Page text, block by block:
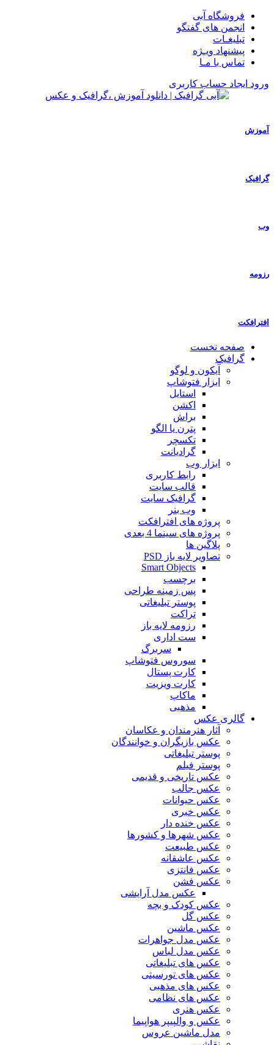
فروشگاه آبی
انجمن های گفتگو
تبلیغـات
پیشنهاد ویـژه
تماس با مـا
ورود ایجاد حساب کاربری
آموزش
گرافیک
وب
رزومه
افترافکت
صفحه نخست
گرافیک
آیکون و لوگو
ابزار فتوشاپ
استایل
اکشن
براش
پترن یا الگو
تکسچر
گرادیانت
ابزار وب
رابط کاربری
قالب سایت
گرافیک سایت
وب بنر
پروژه های افترافکت
پروژه های سینما 4 بعدی
پلاگین ها
تصاویر لایه باز PSD
Smart Objects
برچسب
پس زمینه طراحی
پوستر تبلیغاتی
تراکت
رزومه لایه باز
ست اداری
سربرگ
سوروس فتوشاپ
کارت پستال
کارت ویزیت
ماکاپ
مذهبی
گالری عکس
آثار هنرمندان و عکاسان
عکس بازیگران و خوانندگان
پوستر تبلیغاتی
پوستر فیلم
عکس تاریخی و قدیمی
عکس جالب
عکس حیوانات
عکس خبری
عکس خنده دار
عکس شهرها و کشورها
عکس طبیعت
عکس عاشقانه
عکس فانتزی
عکس فشن
عکس مدل آرایشی
عکس کودک و بچه
عکس گل
عکس ماشین
عکس مدل جواهرات
عکس مدل لباس
عکس های تبلیغاتی
عکس های تورسیتی
عکس های مذهبی
عکس های نظامی
عکس هنری
عکس و والپیپر هواپیما
مدل ماشین عروس